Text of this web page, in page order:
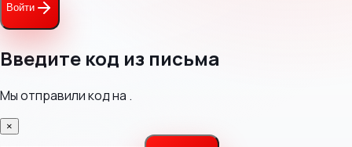
Войти
Введите код из письма
Мы отправили код на .
×